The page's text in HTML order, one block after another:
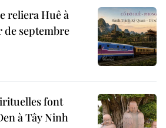
reliera Huê à
de septembre
font
à Tây Ninh